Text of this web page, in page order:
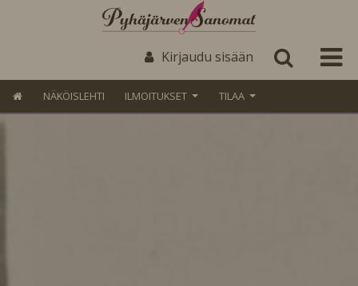
Kirjaudu sisään
NÄKÖISLEHTI ILMOITUKSET TILAA